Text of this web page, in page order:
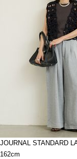
JOURNAL STANDARD
162cm